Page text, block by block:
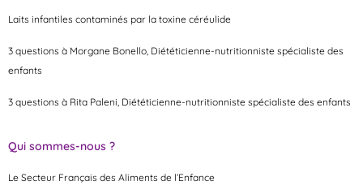
Laits infantiles contaminés par la toxine céréulide
3 questions à Morgane Bonello, Diététicienne-nutritionniste spécialiste des
enfants
3 questions à Rita Paleni, Diététicienne-nutritionniste spécialiste des enfants
Qui sommes-nous ?
Le Secteur Français des Aliments de l’Enfance